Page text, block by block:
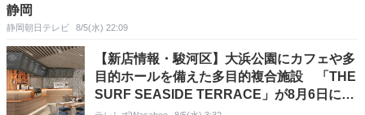
静岡
静岡朝日テレビ 8/5(水) 22:09
【新店情報・駿河区】大浜公園にカフェや多
目的ホールを備えた多目的複合施設 「THE
SURF SEASIDE TERRACE」が8月6日にオ
ープン 再整備事業の一環